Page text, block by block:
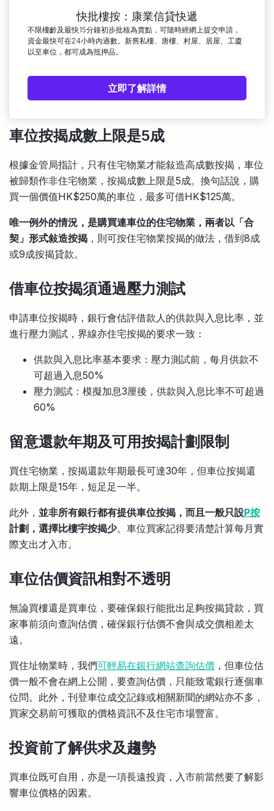
快批樓按：康業信貸快遞
不限樓齡及最快15分鐘初步批核為賣點，可隨時經網上提交申請，
資金最快可在24小時內過數。新舊私樓、唐樓、村屋、居屋、工廈
以至車位，都可成為抵押品。
立即了解詳情
車位按揭成數上限是5成
根據金管局指計，只有住宅物業才能敍造高成數按揭，車位
被歸類作非住宅物業，按揭成數上限是5成。換句話說，購
買一個價值HK$250萬的車位，最多可借HK$125萬。
唯一例外的情況，是購買連車位的住宅物業，兩者以「合
契」形式敍造按揭 ，則可按住宅物業按揭的做法，借到8成
或9成按揭貸款。
借車位按揭須通過壓力測試
申請車位按揭時，銀行會估評借款人的供款與入息比率，並
進行壓力測試，界線亦住宅按揭的要求一致：
供款與入息比率基本要求：壓力測試前，每月供款不
可超過入息50%
壓力測試：模擬加息3厘後，供款與入息比率不可超過
60%
留意還款年期及可用按揭計劃限制
買住宅物業，按揭還款年期最長可達30年，但車位按揭還
款期上限是15年，短足足一半。
此外， 並非所有銀行都有提供車位按揭，而且一般只設P按
計劃，選擇比樓宇按揭少。車位買家記得要清楚計算每月實
際支出才入市。
車位估價資訊相對不透明
無論買樓還是買車位，要確保銀行能批出足夠按揭貸款，買
家事前須向查詢估價，確保銀行估價不會與成交價相差太
遠。
買住址物業時，我們可輕易在銀行網站查詢估價 ，但車位估
價一般不會在網上公開，要查詢估價，只能致電銀行逐個車
位問。此外，刊登車位成交記錄或相關新聞的網站亦不多，
買家交易前可獲取的價格資訊不及住宅市場豐富。
投資前了解供求及趨勢
買車位既可自用，亦是一項長遠投資，入市前當然要了解影
響車位價格的因素。